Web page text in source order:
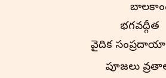
భగవద్గీత
వైదిక
పూజలు